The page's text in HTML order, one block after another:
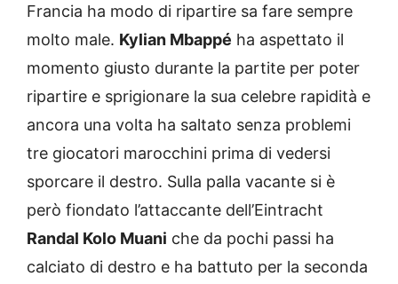
Francia ha modo di ripartire sa fare sempre
molto male. Kylian Mbappé ha aspettato il
momento giusto durante la partite per poter
ripartire e sprigionare la sua celebre rapidità e
ancora una volta ha saltato senza problemi
tre giocatori marocchini prima di vedersi
sporcare il destro. Sulla palla vacante si è
però fiondato l’attaccante dell’Eintracht
Randal Kolo Muani che da pochi passi ha
calciato di destro e ha battuto per la seconda